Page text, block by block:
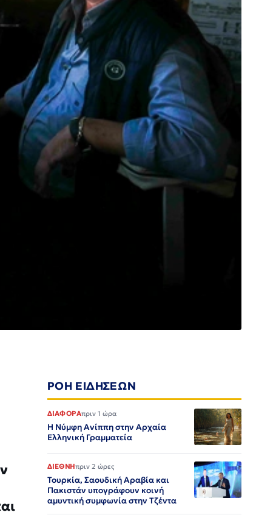
ΡΟΗ ΕΙΔΗΣΕΩΝ
ΔΙΑΦΟΡΑπριν 1 ώρα
Η Νύμφη Ανίππη στην Αρχαία
Ελληνική Γραμματεία
ΔΙΕΘΝΗπριν 2 ώρες
Τουρκία, Σαουδική Αραβία και
Πακιστάν υπογράφουν κοινή
αμυντική συμφωνία στην Τζέντα